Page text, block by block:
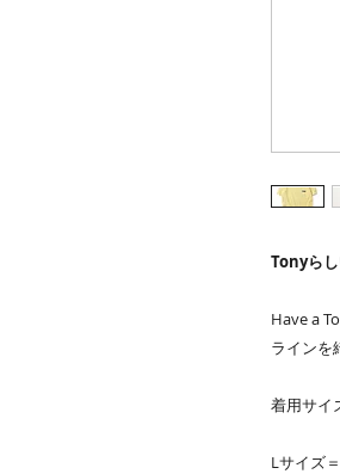
Tonyら
Have a
ラインを
着用サイ
Lサイズ